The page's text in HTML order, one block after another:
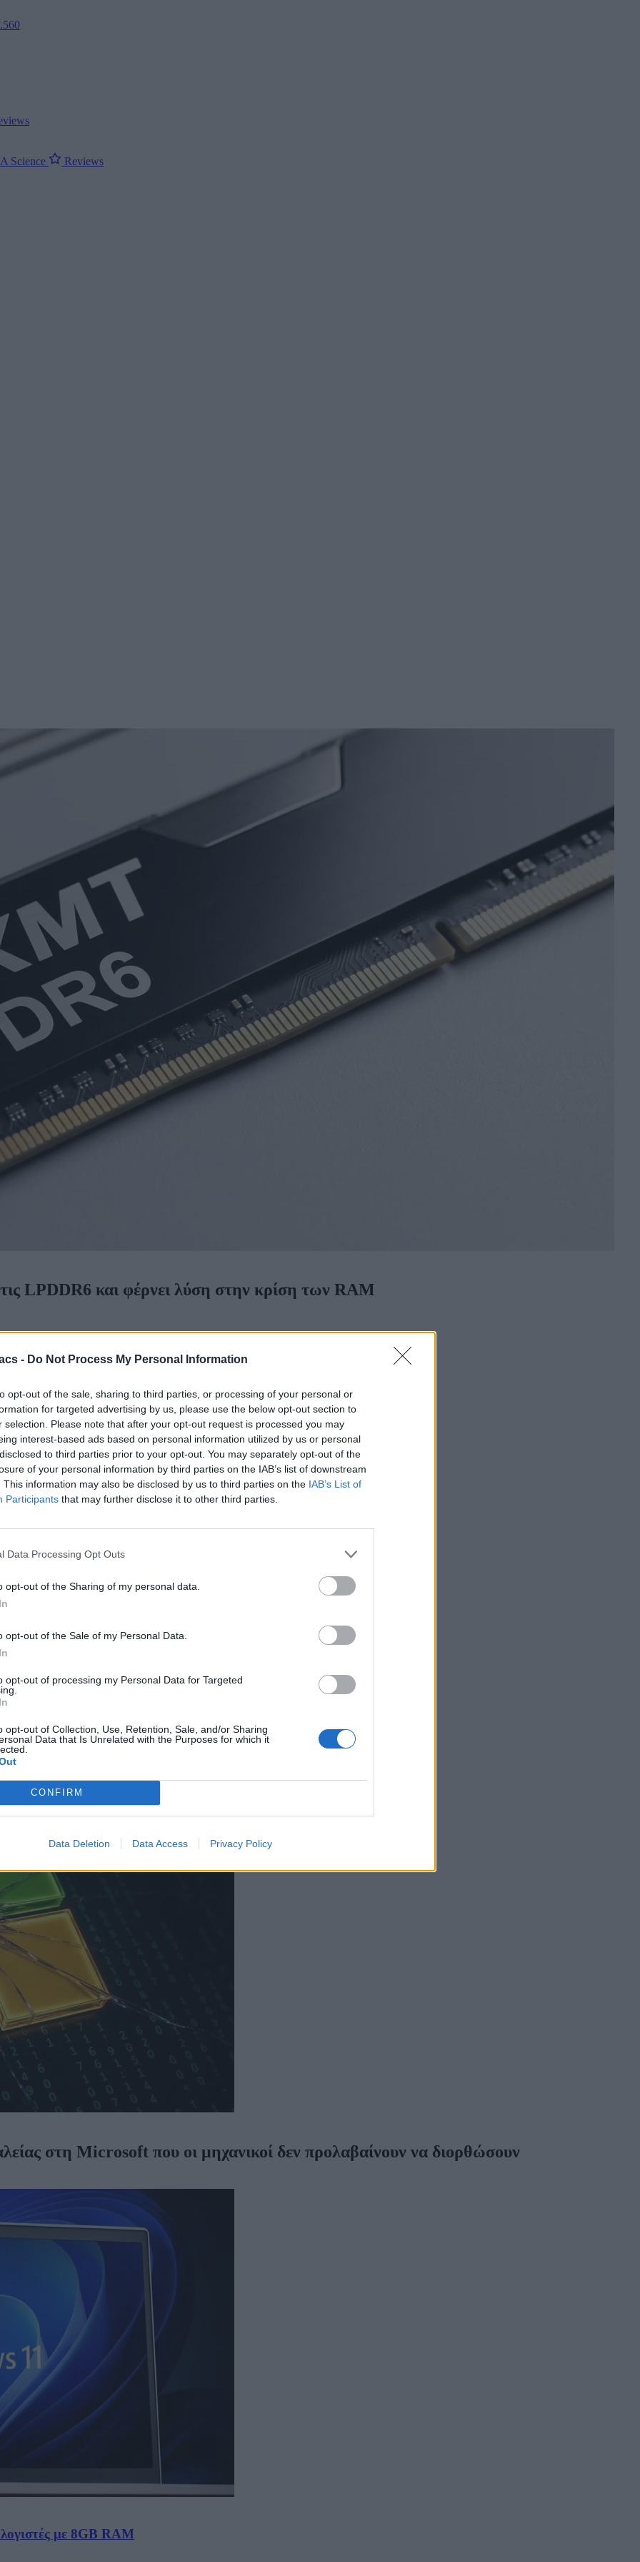
- Do Not Process My Personal Information
opt-out of the sale, sharing to third parties, or processing of your personal or
for targeted advertising by us, please use the below opt-out section to
selection. Please note that after your opt-out request is processed you may
interest-based ads based on personal information utilized by us or personal
to third parties prior to your opt-out. You may separately opt-out of the
of your personal information by third parties on the IAB’s list of downstream
This information may also be disclosed by us to third parties on the IAB’s List of
Participants that may further disclose it to other third parties.
Data Processing Opt Outs
opt-out of the Sharing of my personal data.
opt-out of the Sale of my Personal Data.
opt-out of processing my Personal Data for Targeted
opt-out of Collection, Use, Retention, Sale, and/or Sharing
Data that Is Unrelated with the Purposes for which it
CONFIRM
Data Deletion Data Access Privacy Policy
Science Reviews
LPDDR6 και φέρνει λύση στην κρίση των RAM
10% μερίδιο στις ΗΠΑ και αφήνει πίσω την Apple
στη Microsoft που οι μηχανικοί δεν προλαβαίνουν να διορθώσουν
με 8GB RAM